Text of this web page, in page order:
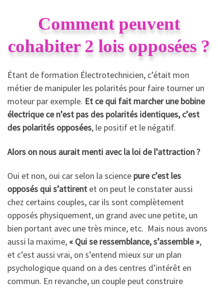
Comment peuvent
cohabiter 2 lois opposées ?
Étant de formation Électrotechnicien, c’était mon
métier de manipuler les polarités pour faire tourner un
moteur par exemple. Et ce qui fait marcher une bobine
électrique ce n’est pas des polarités identiques, c’est
des polarités opposées, le positif et le négatif.
Alors on nous aurait menti avec la loi de l’attraction ?
Oui et non, oui car selon la science pure c’est les
opposés qui s’attirent et on peut le constater aussi
chez certains couples, car ils sont complètement
opposés physiquement, un grand avec une petite, un
bien portant avec une très mince, etc. Mais nous avons
aussi la maxime, « Qui se ressemblance, s’assemble »,
et c’est aussi vrai, on s’entend mieux sur un plan
psychologique quand on a des centres d’intérêt en
commun. En revanche, un couple peut construire